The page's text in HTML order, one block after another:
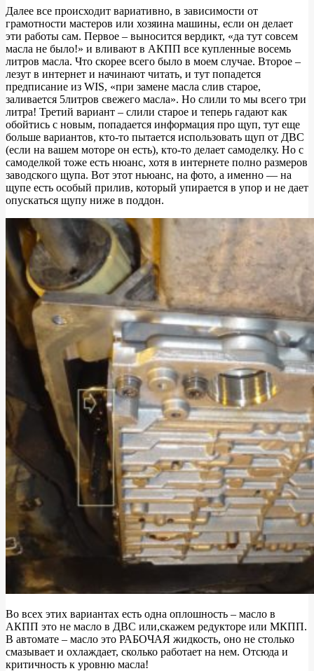
Далее все происходит вариативно, в зависимости от
грамотности мастеров или хозяина машины, если он делает
эти работы сам. Первое – выносится вердикт, «да тут совсем
масла не было!» и вливают в АКПП все купленные восемь
литров масла. Что скорее всего было в моем случае. Второе –
лезут в интернет и начинают читать, и тут попадется
предписание из WIS, «при замене масла слив старое,
заливается 5литров свежего масла». Но слили то мы всего три
литра! Третий вариант – слили старое и теперь гадают как
обойтись с новым, попадается информация про щуп, тут еще
больше вариантов, кто-то пытается использовать щуп от ДВС
(если на вашем моторе он есть), кто-то делает самоделку. Но с
самоделкой тоже есть нюанс, хотя в интернете полно размеров
заводского щупа. Вот этот ньюанс, на фото, а именно — на
щупе есть особый прилив, который упирается в упор и не дает
опускаться щупу ниже в поддон.
Во всех этих вариантах есть одна оплошность – масло в
АКПП это не масло в ДВС или,скажем редукторе или МКПП.
В автомате – масло это РАБОЧАЯ жидкость, оно не столько
смазывает и охлаждает, сколько работает на нем. Отсюда и
критичность к уровню масла!